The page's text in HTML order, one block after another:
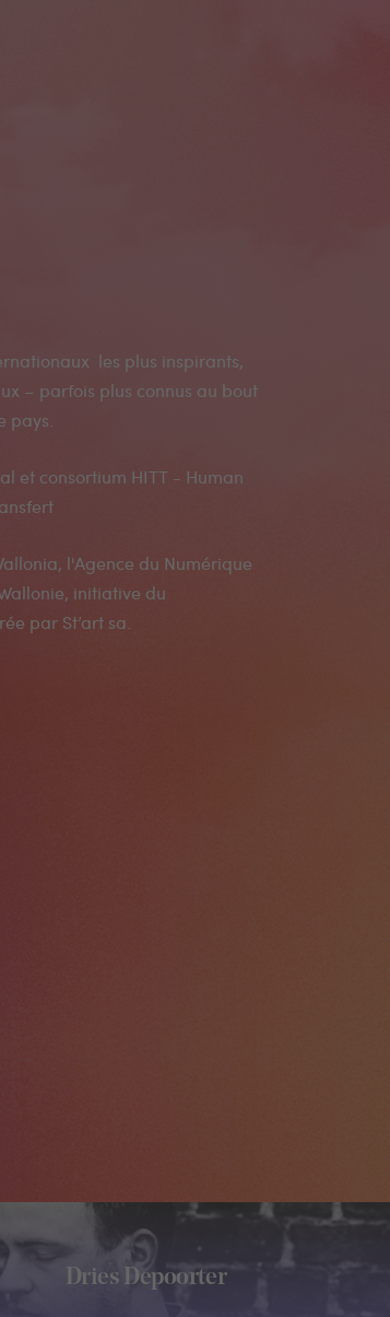
les plus inspirants,
– parfois plus connus au bout
pays.
et consortium HITT - Human
l'Agence du Numérique
initiative du
par St’art sa.
Dries Depoorter